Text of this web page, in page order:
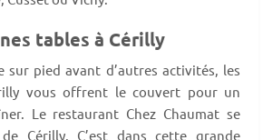
tables à Cérilly
sur pied avant d’autres activités, les
vous offrent le couvert pour un
Le restaurant Chez Chaumat se
Cérilly. C’est dans cette grande